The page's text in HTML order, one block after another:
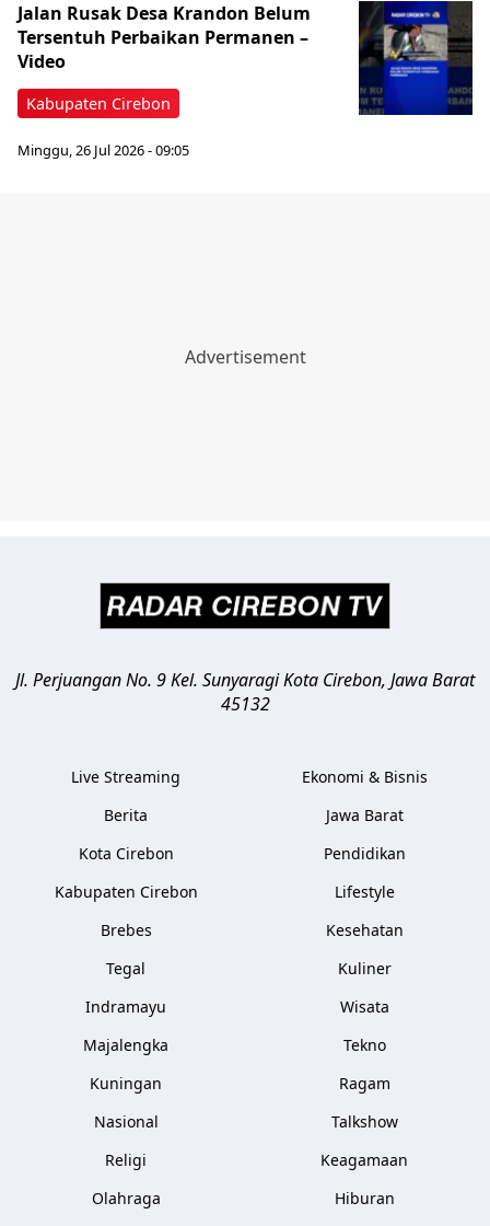
Kabupaten Cirebon
Jalan Rusak Desa Krandon Belum
Tersentuh Perbaikan Permanen –
Video
Minggu, 26 Jul 2026 - 09:05
Jl. Perjuangan No. 9 Kel. SunyaragiKota Cirebon, Jawa Barat
45132
Live Streaming
Berita
Kota Cirebon
Kabupaten Cirebon
Brebes
Tegal
Indramayu
Majalengka
Kuningan
Nasional
Religi
Olahraga
Ekonomi & Bisnis
Jawa Barat
Pendidikan
Lifestyle
Kesehatan
Kuliner
Wisata
Tekno
Ragam
Talkshow
Keagamaan
Hiburan